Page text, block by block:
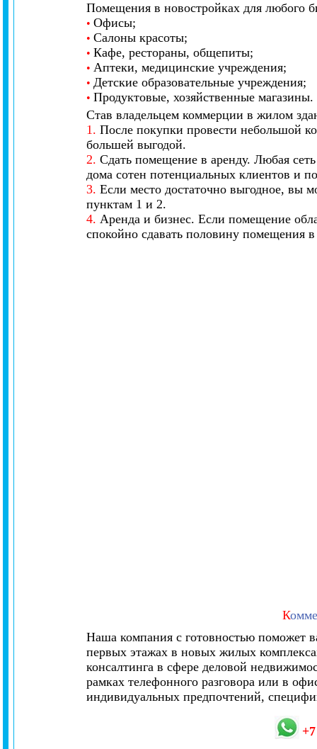
Помещения в новостройках для любого
• Офисы;
• Салоны красоты;
• Кафе, рестораны, общепиты;
• Аптеки, медицинские учреждения;
• Детские образовательные учреждения;
• Продуктовые, хозяйственные магазины.
Став владельцем коммерции в жилом
1. После покупки провести небольшой
большей выгодой.
2. Сдать помещение в аренду. Любая
дома сотен потенциальных клиентов и
3. Если место достаточно выгодное, вы
пунктам 1 и 2.
4. Аренда и бизнес. Если помещение
спокойно сдавать половину помещения
К
Наша компания с готовностью поможет
первых этажах в новых жилых
консалтинга в сфере деловой
рамках телефонного разговора или в
индивидуальных предпочтений,